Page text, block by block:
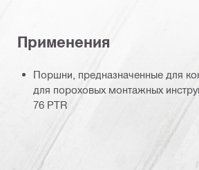
Применения
Поршни, предназначенные для
для пороховых монтажных
76 PTR